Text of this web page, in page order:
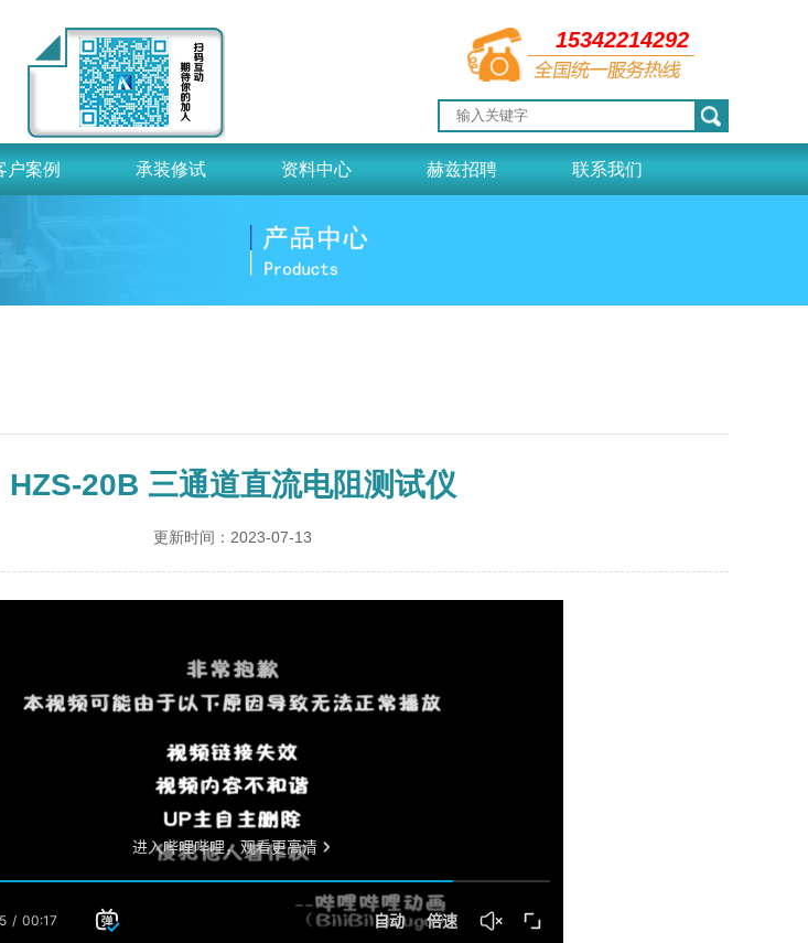
15342214292
户案例 承装修试 资料中心 赫兹招聘 联系我们
HZS-20B 三通道直流电阻测试仪
更新时间：2023-07-13